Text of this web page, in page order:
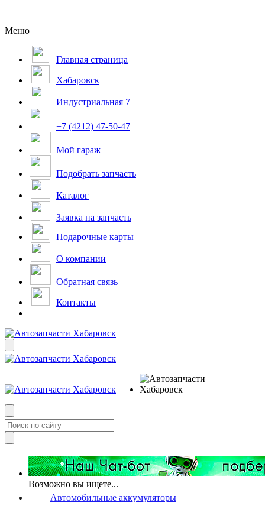
Меню
Главная страница
Хабаровск
Индустриальная 7
+7 (4212) 47-50-47
Мой гараж
Подобрать запчасть
Каталог
Заявка на запчасть
Подарочные карты
О компании
Обратная связь
Контакты
Возможно вы ищете...
Автомобильные аккумуляторы